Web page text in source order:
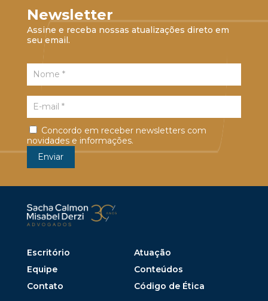
Newsletter
Assine e receba nossas atualizações direto em
seu email.
Concordo em receber newsletters com
novidades e informações.
Escritório
Atuação
Equipe
Conteúdos
Contato
Código de Ética